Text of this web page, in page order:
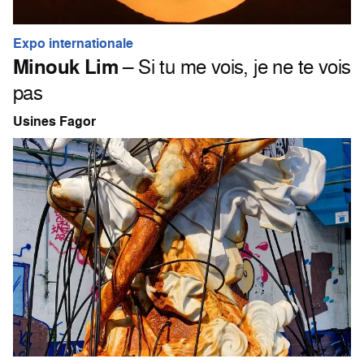
Expo internationale
Minouk Lim– Si tu me vois, je ne te vois
pas
Usines Fagor